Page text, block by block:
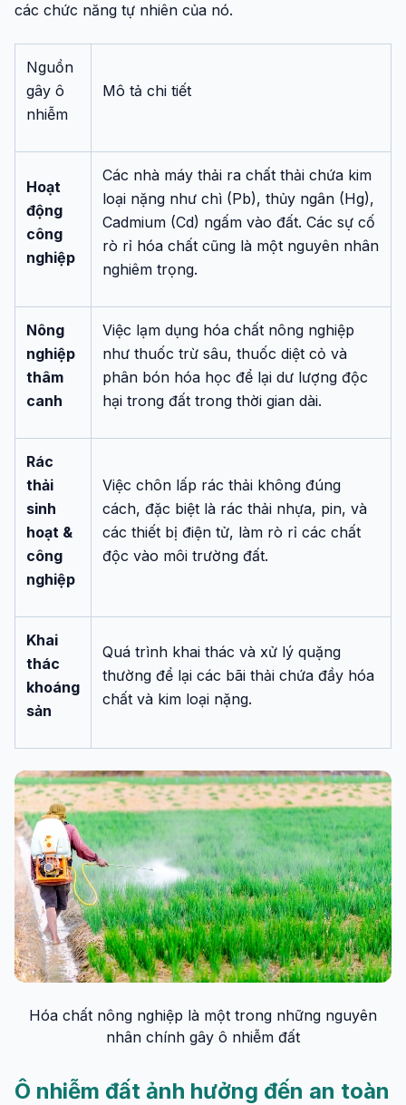
các chức năng tự nhiên của nó.
Nguồn
gây ô
nhiễm
Mô tả chi tiết
Hoạt
động
công
nghiệp
Các nhà máy thải ra chất thải chứa kim
loại nặng như chì (Pb), thủy ngân (Hg),
Cadmium (Cd) ngấm vào đất. Các sự cố
rò rỉ hóa chất cũng là một nguyên nhân
nghiêm trọng.
Nông
nghiệp
thâm
canh
Việc lạm dụng hóa chất nông nghiệp
như thuốc trừ sâu, thuốc diệt cỏ và
phân bón hóa học để lại dư lượng độc
hại trong đất trong thời gian dài.
Rác
thải
sinh
hoạt &
công
nghiệp
Việc chôn lấp rác thải không đúng
cách, đặc biệt là rác thải nhựa, pin, và
các thiết bị điện tử, làm rò rỉ các chất
độc vào môi trường đất.
Khai
thác
khoáng
sản
Quá trình khai thác và xử lý quặng
thường để lại các bãi thải chứa đầy hóa
chất và kim loại nặng.
Hóa chất nông nghiệp là một trong những nguyên
nhân chính gây ô nhiễm đất
Ô nhiễm đất ảnh hưởng đến an toàn